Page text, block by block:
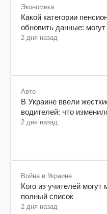
Экономика
Какой категории
обновить данные:
2 дня назад
Авто
В Украине ввели
водителей: что
2 дня назад
Война в Украине
Кого из учителей могут
полный список
2 дня назад